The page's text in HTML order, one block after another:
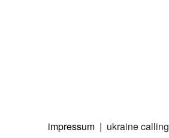
impressum | ukraine calling